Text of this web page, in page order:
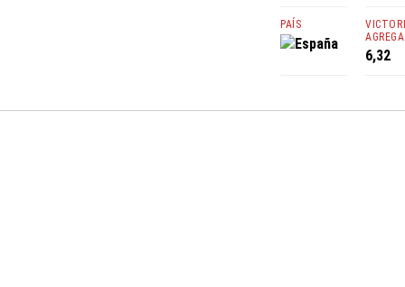
PAÍS
España
6,32